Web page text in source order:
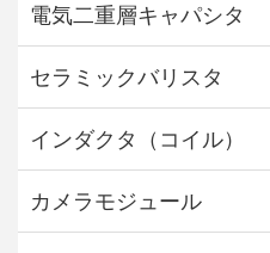
電気二重層キャパシタ
セラミックバリスタ
インダクタ（コイル）
カメラモジュール